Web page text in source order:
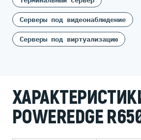
Серверы под видеонаблюдение
Серверы под виртуализацию
POWEREDGE